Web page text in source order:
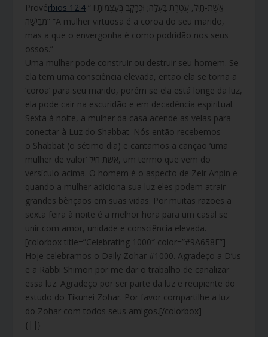
Provérbios 12:4 “ אֵשֶׁת-חַיִל, עֲטֶרֶת בַּעְלָהּ; וּכְרָקָב בְּעַצְמוֹתָיו
מְבִישָׁה” “A mulher virtuosa é a coroa do seu marido,
mas a que o envergonha é como podridão nos seus
ossos.”
Uma mulher pode construir ou destruir seu homem. Se
ela tem uma consciência elevada, então ela se torna a
‘coroa’ para seu marido, porém se ela está longe da luz,
ela pode cair na escuridão e em decadência espiritual.
Sexta à noite, a mulher da casa acende as velas para
conectar à Luz do Shabbat. Nós então recebemos
o Shabbat (o sétimo dia) e cantamos a canção ‘uma
mulher de valor’ אשת חיל, um termo que vem do
versículo acima. O homem é o aspecto de Zeir Anpin e
quando a mulher adiciona sua luz eles podem atrair
grandes bênçãos em suas vidas. Por muitas razões a
sexta feira à noite é a melhor hora para um casal se
unir com amor, unidade e consciência elevada.
[colorbox title=”Celebrating 1000″ color=”#9A658F”]
Hoje celebramos o Daily Zohar #1000. Agradeço a D’us
e a Rabbi Shimon por me dar o trabalho de canalizar
essa luz. Agradeço por ser parte da luz e recipiente do
estudo do Tikunei Zohar. Por favor compartilhe a luz
do Zohar com todos seus amigos.[/colorbox]
{||}